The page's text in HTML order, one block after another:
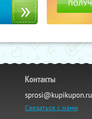
Контакты
sprosi@kupikupon.ru
Связаться с нами